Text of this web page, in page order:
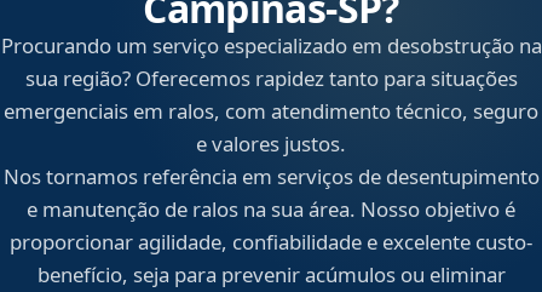
Procurando um serviço especializado em desobstrução na
sua região? Oferecemos rapidez tanto para situações
emergenciais em ralos, com atendimento técnico, seguro
e valores justos.
Nos tornamos referência em serviços de desentupimento
e manutenção de ralos na sua área. Nosso objetivo é
proporcionar agilidade, confiabilidade e excelente custo-
benefício, seja para prevenir acúmulos ou eliminar